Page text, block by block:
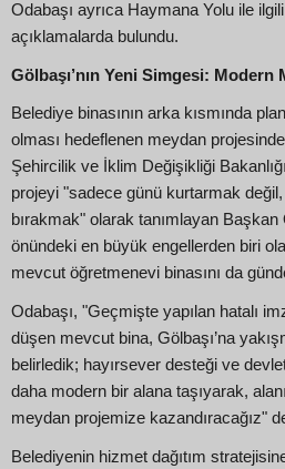
Odabaşı ayrıca Haymana Yolu ile
açıklamalarda bulundu.
Gölbaşı’nın Yeni Simgesi: Modern
Belediye binasının arka kısmında
olması hedeflenen meydan
Şehircilik ve İklim Değişikliği
projeyi "sadece günü kurtarmak
bırakmak" olarak tanımlayan Başkan
önündeki en büyük engellerden biri
mevcut öğretmenevi binasını da
Odabaşı, "Geçmişte yapılan hatalı
düşen mevcut bina, Gölbaşı’na
belirledik; hayırsever desteği ve
daha modern bir alana taşıyarak,
meydan projemize kazandıracağız"
Belediyenin hizmet dağıtım